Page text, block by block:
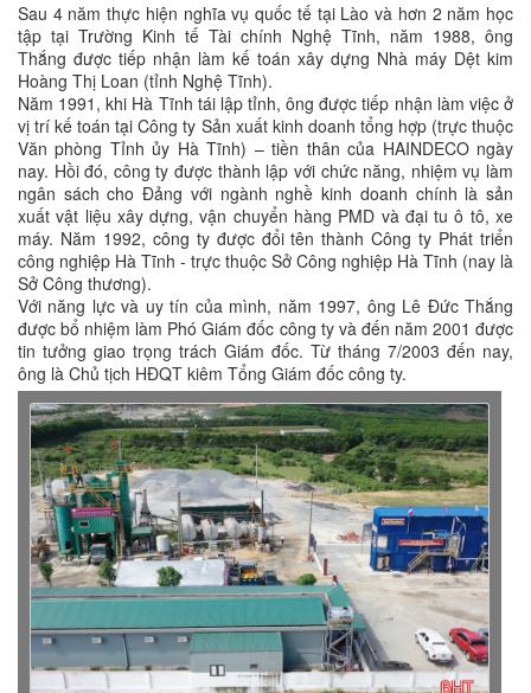
Sau 4 năm thực hiện nghĩa vụ quốc tế tại Lào và hơn 2 năm học
tập tại Trường Kinh tế Tài chính Nghệ Tĩnh, năm 1988, ông
Thắng được tiếp nhận làm kế toán xây dựng Nhà máy Dệt kim
Hoàng Thị Loan (tỉnh Nghệ Tĩnh).
Năm 1991, khi Hà Tĩnh tái lập tỉnh, ông được tiếp nhận làm việc ở
vị trí kế toán tại Công ty Sản xuất kinh doanh tổng hợp (trực thuộc
Văn phòng Tỉnh ủy Hà Tĩnh) – tiền thân của HAINDECO ngày
nay. Hồi đó, công ty được thành lập với chức năng, nhiệm vụ làm
ngân sách cho Đảng với ngành nghề kinh doanh chính là sản
xuất vật liệu xây dựng, vận chuyển hàng PMD và đại tu ô tô, xe
máy. Năm 1992, công ty được đổi tên thành Công ty Phát triển
công nghiệp Hà Tĩnh - trực thuộc Sở Công nghiệp Hà Tĩnh (nay là
Sở Công thương).
Với năng lực và uy tín của mình, năm 1997, ông Lê Đức Thắng
được bổ nhiệm làm Phó Giám đốc công ty và đến năm 2001 được
tin tưởng giao trọng trách Giám đốc. Từ tháng 7/2003 đến nay,
ông là Chủ tịch HĐQT kiêm Tổng Giám đốc công ty.